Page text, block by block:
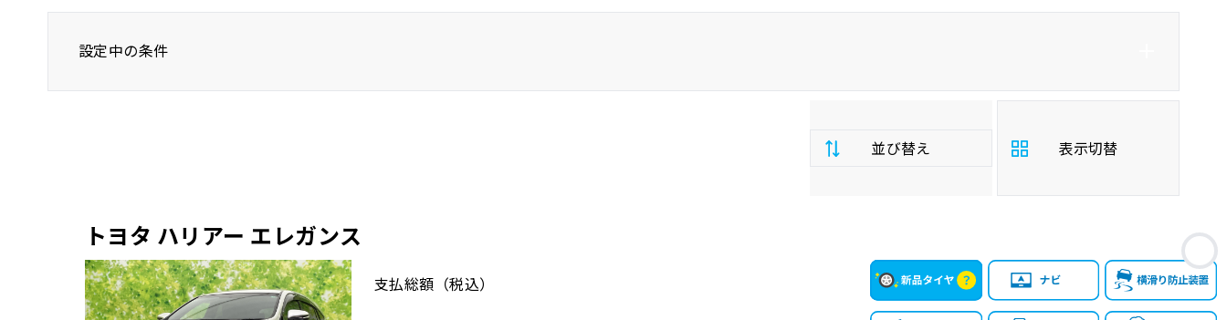
設定中の条件
並び替え
払
総
安い順 高い順
表示切替
お
トヨタ ハリアー エレガンス
支払総額 （税込）